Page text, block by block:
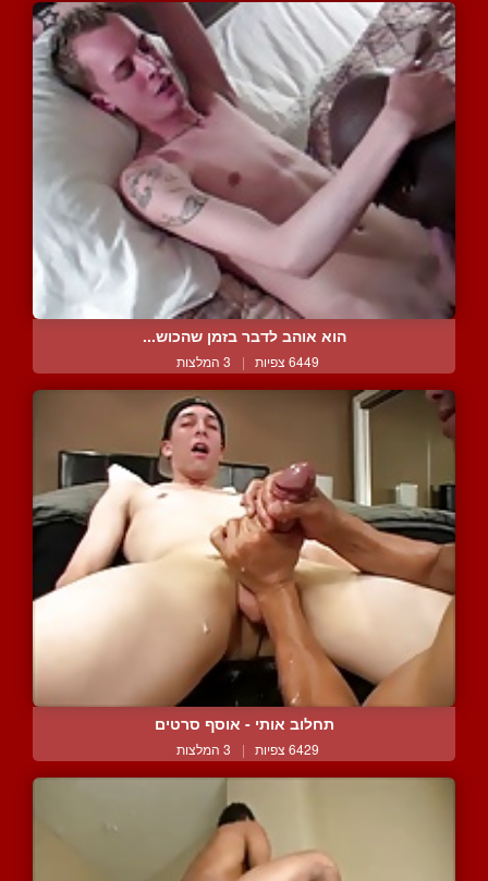
הוא אוהב לדבר בזמן שהכוש...
6449 צפיות | 3 המלצות
תחלוב אותי - אוסף סרטים
6429 צפיות | 3 המלצות